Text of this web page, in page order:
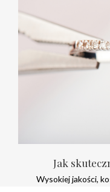
Jak
Wysokiej jakości,